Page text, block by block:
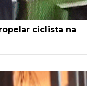
ciclista na